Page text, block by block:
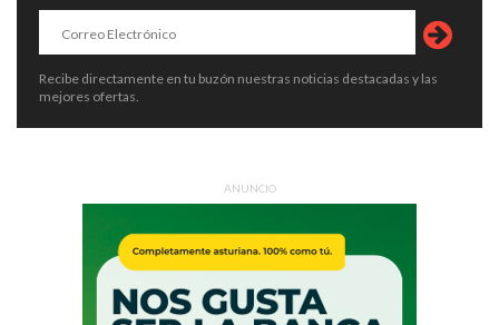
Recibe directamente en tu buzón nuestras noticias destacadas y las
mejores ofertas.
ANUNCIO